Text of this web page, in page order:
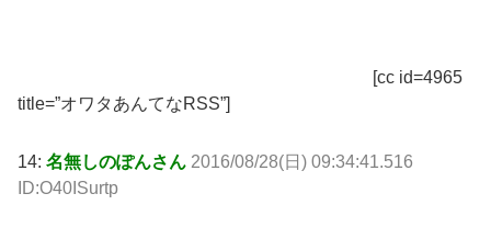
[cc id=4965
title=”オワタあんてなRSS”]
14: 名無しのぽんさん 2016/08/28(日) 09:34:41.516
ID:O40ISurtp